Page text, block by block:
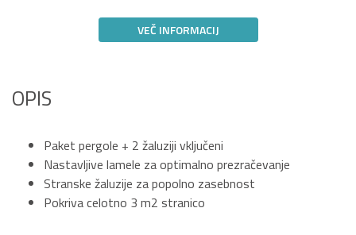
VEČ INFORMACIJ
OPIS
Paket pergole + 2 žaluziji vključeni
Nastavljive lamele za optimalno prezračevanje
Stranske žaluzije za popolno zasebnost
Pokriva celotno 3 m2 stranico